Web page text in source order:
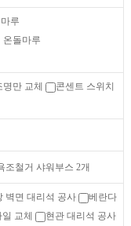
루
온돌마루
명만 교체
콘센트 스위치
조철거 샤워부스 2개
벽면 대리석 공사
베란다
교체 현관 대리석 공사